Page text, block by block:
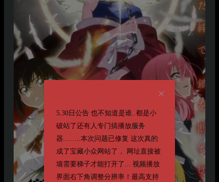
5.30日公告 也不知道是谁..都是小
破站了还有人专门搞播放服务
器.........本次问题已修复 这次真的
成了宝藏小众网站了， 网址直接被
墙需要梯子才能打开了... 视频播放
界面右下角调整分辨率！最高支持